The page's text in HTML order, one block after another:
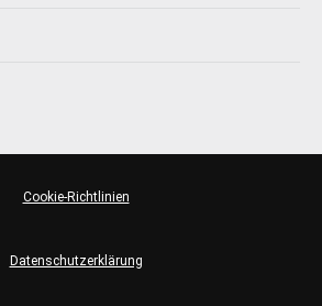
Datenschutzerklärung
Cookie-Richtlinien